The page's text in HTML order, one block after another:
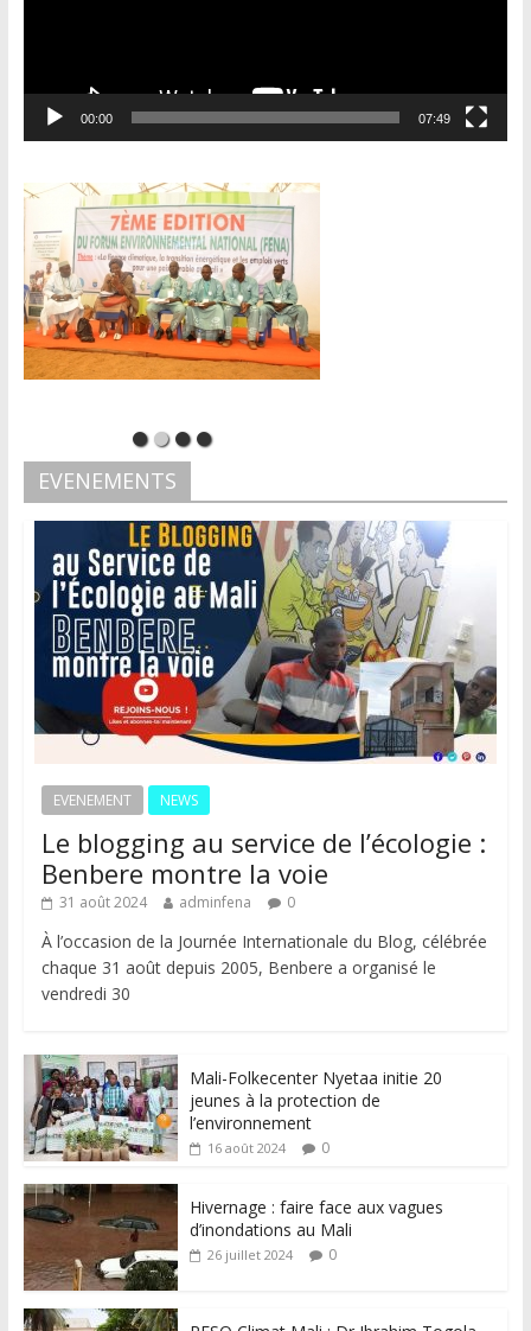
00:00 07:49
EVENEMENTS
EVENEMENT NEWS
Le blogging au service de l’écologie :
Benbere montre la voie
31 août 2024 adminfena 0
À l’occasion de la Journée Internationale du Blog, célébrée
chaque 31 août depuis 2005, Benbere a organisé le
vendredi 30
Mali-Folkecenter Nyetaa initie 20
jeunes à la protection de
l’environnement
16 août 2024 0
Hivernage : faire face aux vagues
d’inondations au Mali
26 juillet 2024 0